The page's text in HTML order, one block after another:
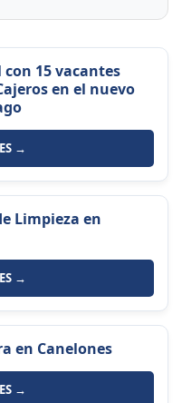
15 vacantes
en el nuevo
→
Limpieza en
→
en Canelones
→